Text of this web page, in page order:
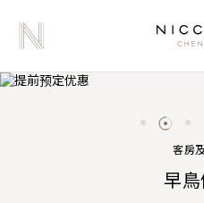
夏日
客房
早鳥
成都IFS X 成都尼依
以竹共嬋
「以愛之名
三倍「亞洲